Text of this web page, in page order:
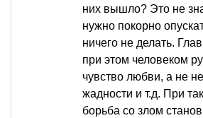
них вышло? Это не
нужно покорно
ничего не делать.
при этом человеком
чувство любви, а не
жадности и т.д. При
борьба со злом